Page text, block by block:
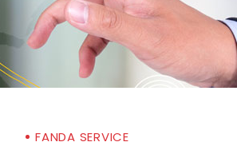
FANDA SERVICE